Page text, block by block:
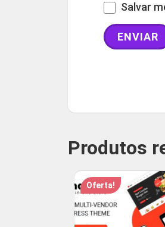
Salvar
Produtos
Oferta!